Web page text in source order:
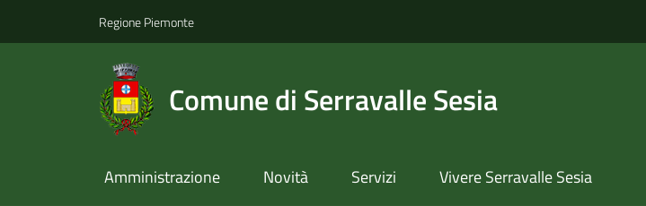
Regione Piemonte
Comune di Serravalle Sesia
Amministrazione Novità Servizi Vivere Serravalle Sesia